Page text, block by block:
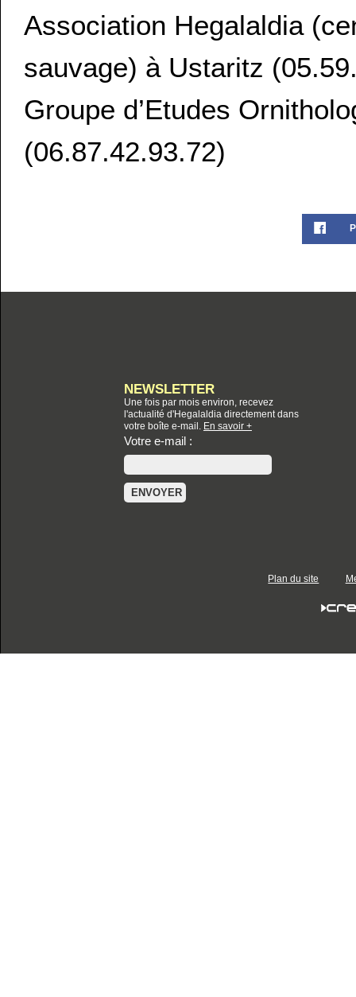
Association Hegalaldia
sauvage) à Ustaritz
Groupe d’Etudes
(06.87.42.93.72)
NEWSLETTER
Une fois par mois environ, recevez
l'actualité d'Hegalaldia directement dans
votre boîte e-mail.
En savoir +
Votre e-mail :
Plan du site